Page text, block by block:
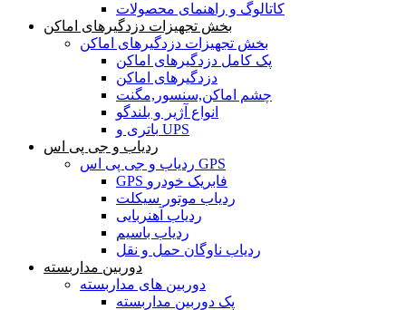
کاتالوگ و راهنمای محصولات
بخش تجهیزات دزدگیرهای اماکن
بخش تجهیزات دزدگیرهای اماکن
پک کامل دزدگیرهای اماکن
دزدگیرهای اماکن
چشم اماکن,سنسور,مگنت
انواع آژیر و بلندگو
باتری و UPS
ردیاب و جی پی اس
ردیاب و جی پی اس GPS
GPS فابریک خودرو
ردیاب موتور سیکلت
ردیاب آهنربایی
ردیاب باسیم
ردیاب ناوگان حمل و نقل
دوربین مداربسته
دوربین های مداربسته
پک دوربین مداربسته